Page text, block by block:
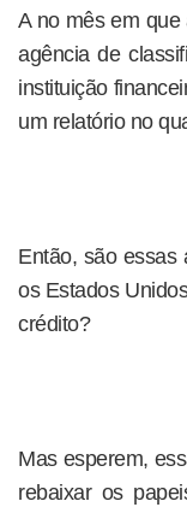
A no mês em
agência de
instituição
um relatório no
Então, são essas
os Estados
crédito?
Mas esperem,
rebaixar os